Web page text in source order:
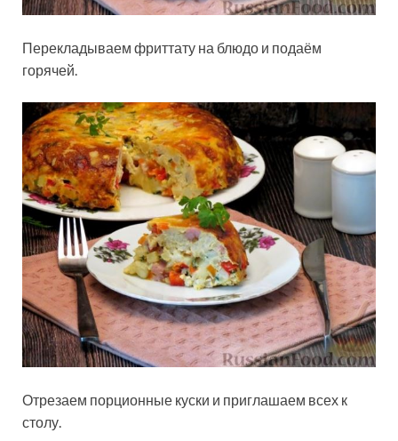
Перекладываем фриттату на блюдо и подаём
горячей.
Отрезаем порционные куски и приглашаем всех к
столу.